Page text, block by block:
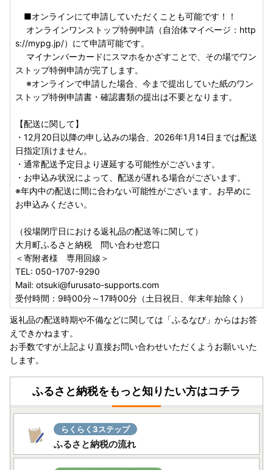
■オンラインにて申請していただくことも可能です！！
オンラインワンストップ特例申請（自治体マイページ：http
s://mypg.jp/）にて申請可能です。
マイナンバーカードにスマホをかざすことで、その場でワン
ストップ特例申請が完了します。
※オンラインで申請した場合、今まで提出していた紙のワン
ストップ特例申請書・確認書類の提出は不要となります。
【配送に関して】
・12月20日以降の申し込みの場合、2026年1月14日までは配送
日指定頂けません。
・通常配送予定日より遅延する可能性がございます。
・お申込み状況によって、配送が遅れる場合がございます。
※年内中の配送に間に合わない可能性がございます。お早めに
お申込みください。
（役場閉庁日における返礼品の配送等に関して）
大月町ふるさと納税 問い合わせ窓口
＜寄附者様 専用回線＞
TEL: 050-1707-9290
Mail: otsuki@furusato-supports.com
受付時間：9時00分～17時00分（土日祝日、年末年始除く）
返礼品の配送時期や不備などに関しては「ふるなび」からはお答
えできかねます。
お手数ですが上記より直接お問い合わせいただくようお願いいた
します。
ふるさと納税をもっと知りたい方はコチラ
らくらく3ステップ
ふるさと納税の流れ